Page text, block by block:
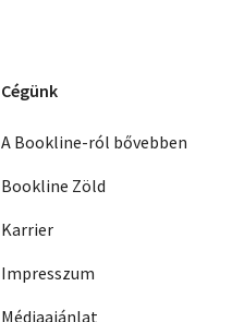
Cégünk
A Bookline-ról bővebben
Bookline Zöld
Karrier
Impresszum
Médiaajánlat